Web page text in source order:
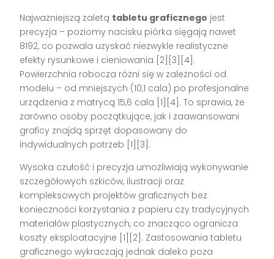
Najważniejszą zaletą tabletu graficznego jest
precyzja – poziomy nacisku piórka sięgają nawet
8192, co pozwala uzyskać niezwykle realistyczne
efekty rysunkowe i cieniowania [2][3][4] .
Powierzchnia robocza różni się w zależności od
modelu – od mniejszych (10,1 cala) po profesjonalne
urządzenia z matrycą 15,6 cala [1][4] . To sprawia, że
zarówno osoby początkujące, jak i zaawansowani
graficy znajdą sprzęt dopasowany do
indywidualnych potrzeb [1][3] .
Wysoka czułość i precyzja umożliwiają wykonywanie
szczegółowych szkiców, ilustracji oraz
kompleksowych projektów graficznych bez
konieczności korzystania z papieru czy tradycyjnych
materiałów plastycznych, co znacząco ogranicza
koszty eksploatacyjne [1][2] . Zastosowania tabletu
graficznego wykraczają jednak daleko poza